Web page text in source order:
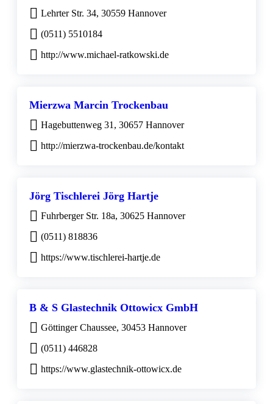
Lehrter Str. 34, 30559 Hannover
(0511) 5510184
http://www.michael-ratkowski.de
Mierzwa Marcin Trockenbau
Hagebuttenweg 31, 30657 Hannover
http://mierzwa-trockenbau.de/kontakt
Jörg Tischlerei Jörg Hartje
Fuhrberger Str. 18a, 30625 Hannover
(0511) 818836
https://www.tischlerei-hartje.de
B & S Glastechnik Ottowicx GmbH
Göttinger Chaussee, 30453 Hannover
(0511) 446828
https://www.glastechnik-ottowicx.de